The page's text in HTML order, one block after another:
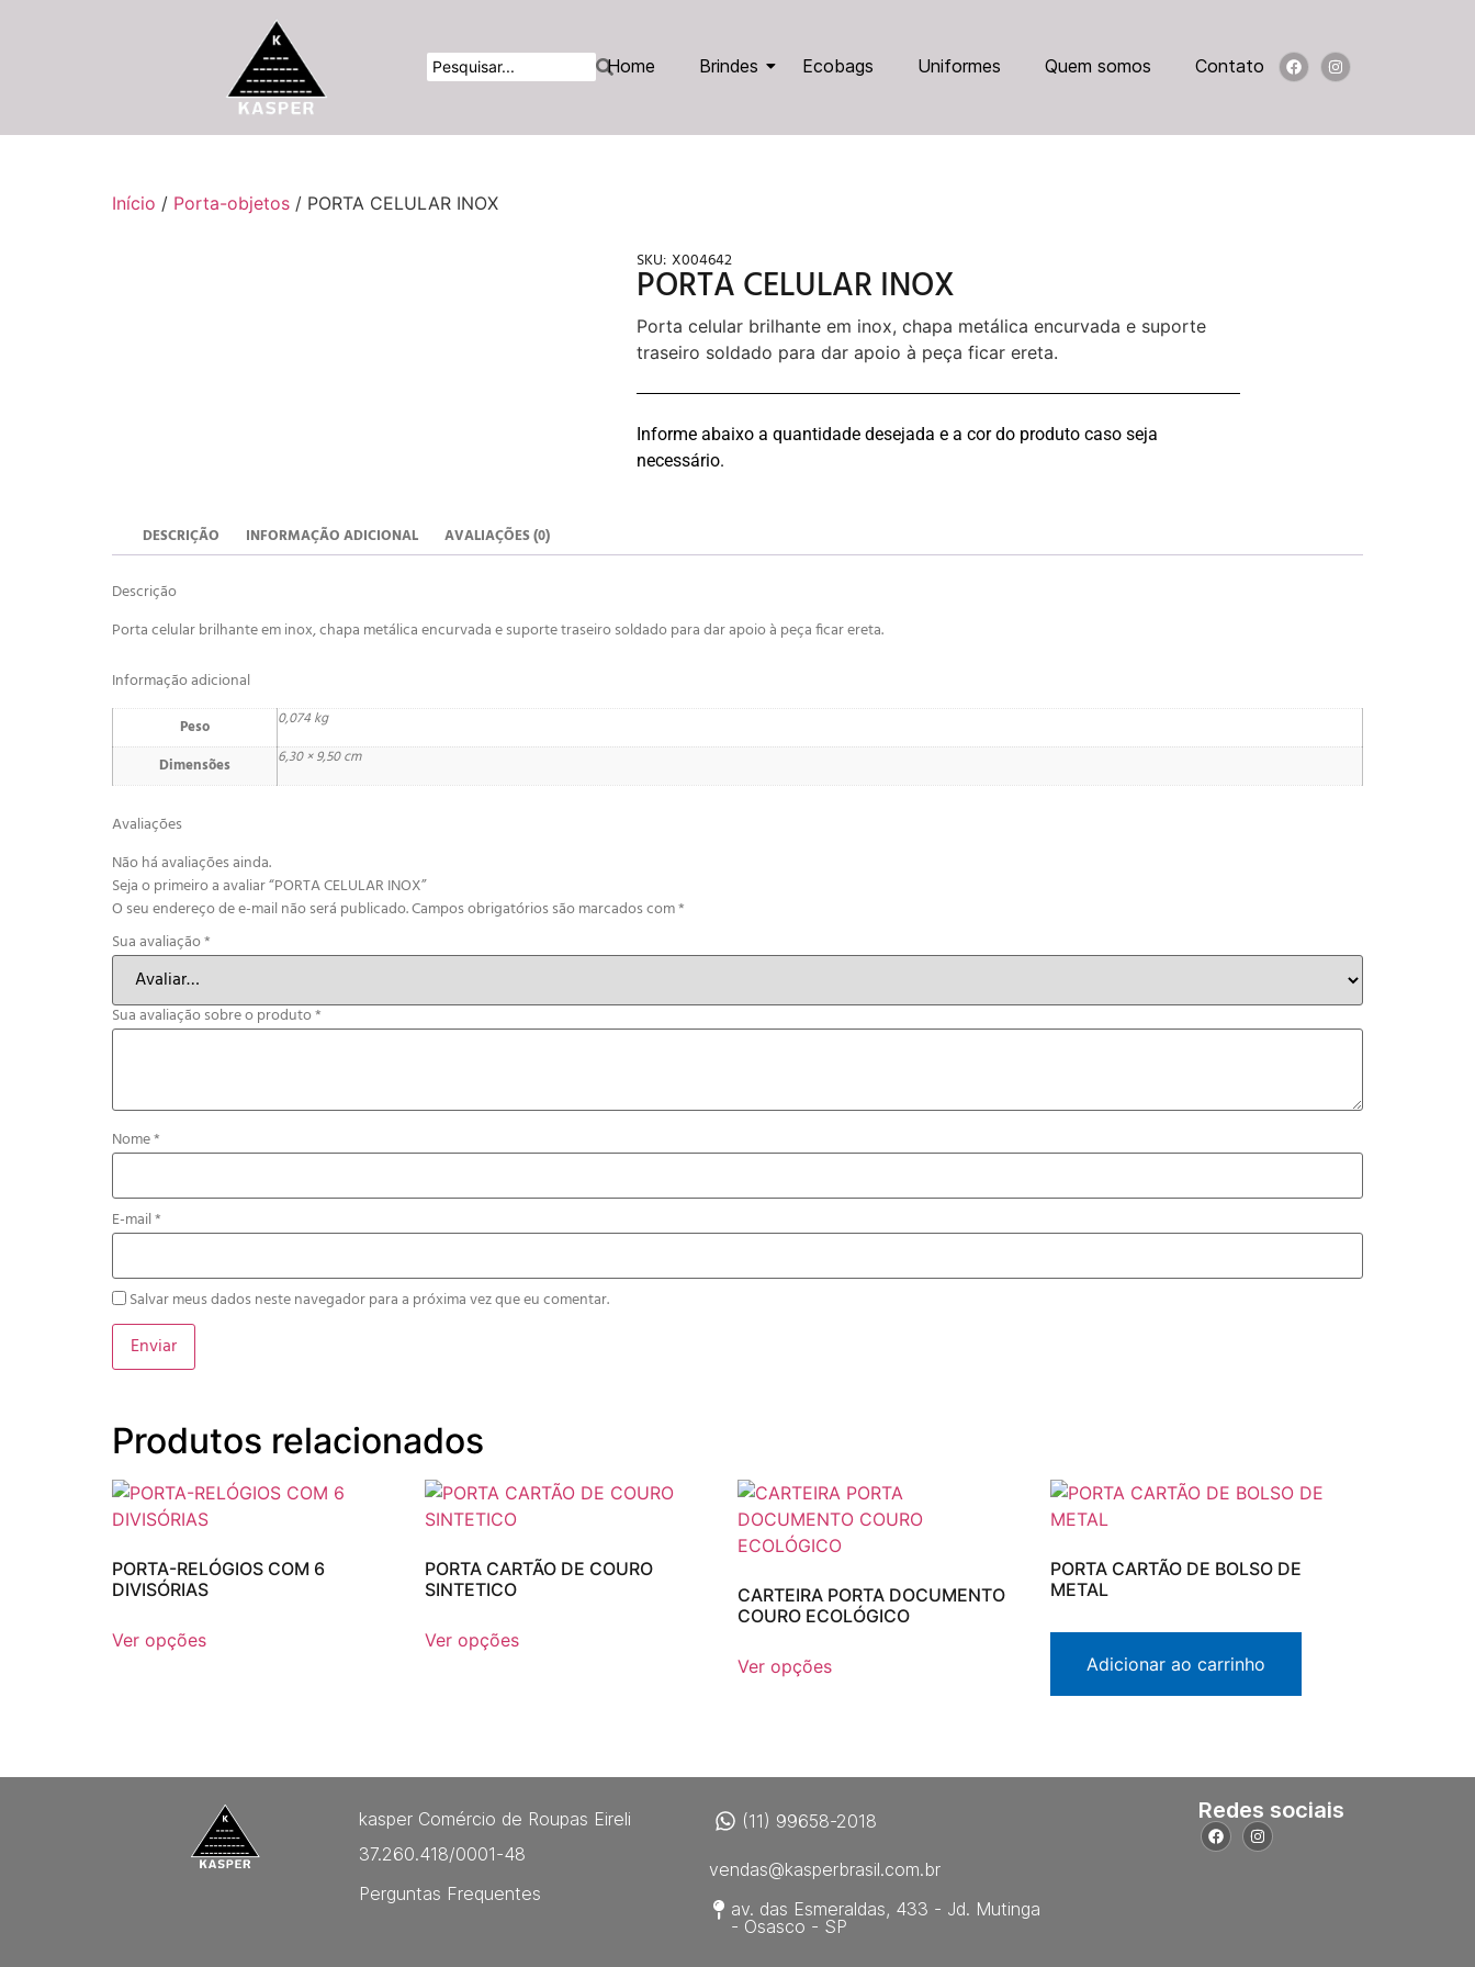
Home Brindes Ecobags Uniformes Quem somos Contato
Início / Porta-objetos / PORTA CELULAR INOX
SKU: X004642
PORTA CELULAR INOX
Porta celular brilhante em inox, chapa metálica encurvada e suporte
traseiro soldado para dar apoio à peça ficar ereta.
Informe abaixo a quantidade desejada e a cor do produto caso seja
necessário.
DESCRIÇÃO INFORMAÇÃO ADICIONAL AVALIAÇÕES (0)
Descrição
Porta celular brilhante em inox, chapa metálica encurvada e suporte traseiro soldado para dar apoio à peça ficar ereta.
Informação adicional
Peso 0,074 kg
Dimensões 6,30 × 9,50 cm
Avaliações
Não há avaliações ainda.
Seja o primeiro a avaliar “PORTA CELULAR INOX”
O seu endereço de e-mail não será publicado.Campos obrigatórios são marcados com*
Sua avaliação*
Sua avaliação sobre o produto*
Nome*
E-mail*
Salvar meus dados neste navegador para a próxima vez que eu comentar.
Produtos relacionados
PORTA-RELÓGIOS COM 6
DIVISÓRIAS
Ver opções
PORTA CARTÃO DE COURO
SINTETICO
Ver opções
CARTEIRA PORTA DOCUMENTO
COURO ECOLÓGICO
Ver opções
PORTA CARTÃO DE BOLSO DE
METAL
Adicionar ao carrinho
kasper Comércio de Roupas Eireli
37.260.418/0001-48
Perguntas Frequentes
(11) 99658-2018
vendas@kasperbrasil.com.br
av. das Esmeraldas, 433 - Jd. Mutinga
- Osasco - SP
Redes sociais